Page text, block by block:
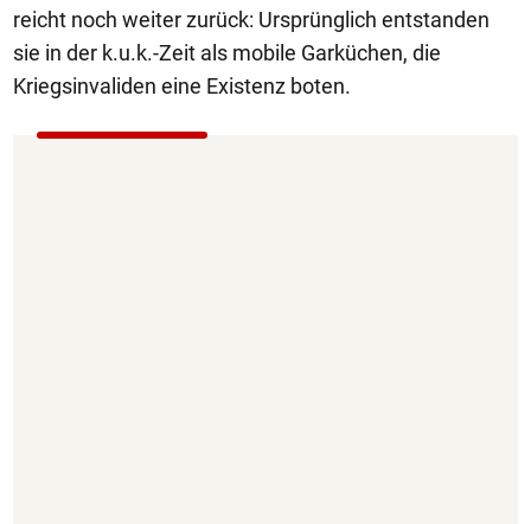
reicht noch weiter zurück: Ursprünglich entstanden
sie in der k.u.k.-Zeit als mobile Garküchen, die
Kriegsinvaliden eine Existenz boten.